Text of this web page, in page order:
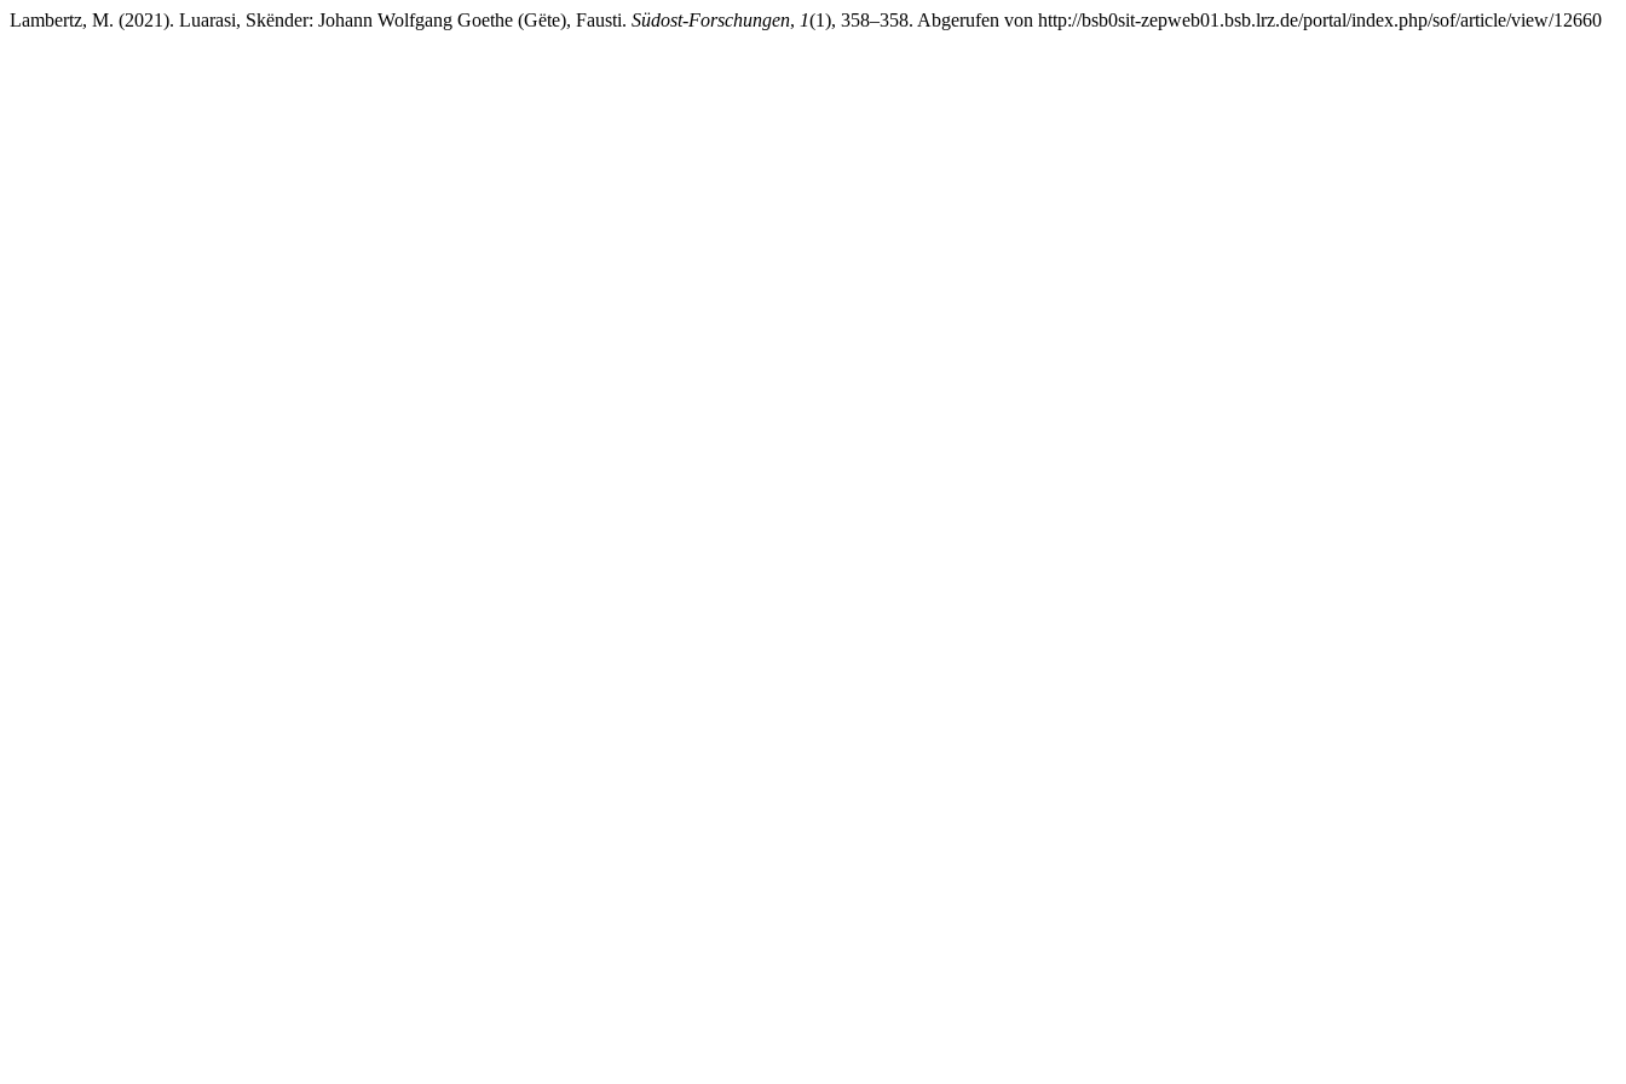
Lambertz, M. (2021). Luarasi, Skënder: Johann Wolfgang Goethe (Gëte), Fausti. Südost-Forschungen, 1(1), 358–358. Abgerufen von http://bsb0sit-zepweb01.bsb.lrz.de/portal/index.php/sof/article/view/12660